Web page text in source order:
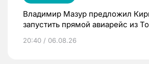
Владимир Мазур предложил
запустить прямой авиарейс из
20:40 / 06.08.26